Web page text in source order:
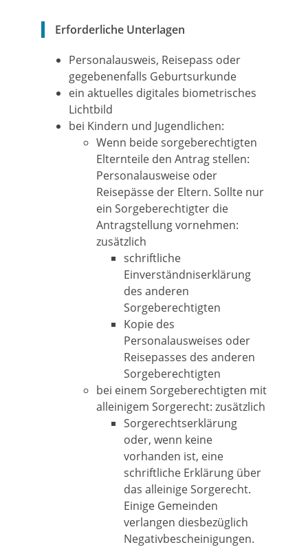
Erforderliche Unterlagen
Personalausweis, Reisepass oder
gegebenenfalls Geburtsurkunde
ein aktuelles digitales biometrisches
Lichtbild
bei Kindern und Jugendlichen:
Wenn beide sorgeberechtigten
Elternteile den Antrag stellen:
Personalausweise oder
Reisepässe der Eltern. Sollte nur
ein Sorgeberechtigter die
Antragstellung vornehmen:
zusätzlich
schriftliche
Einverständniserklärung
des anderen
Sorgeberechtigten
Kopie des
Personalausweises oder
Reisepasses des anderen
Sorgeberechtigten
bei einem Sorgeberechtigten mit
alleinigem Sorgerecht: zusätzlich
Sorgerechtserklärung
oder, wenn keine
vorhanden ist, eine
schriftliche Erklärung über
das alleinige Sorgerecht.
Einige Gemeinden
verlangen diesbezüglich
Negativbescheinigungen.